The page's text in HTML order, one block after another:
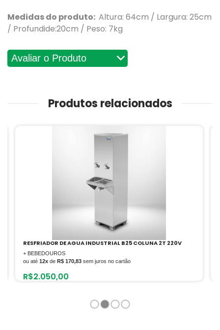
Medidas do produto: Altura: 64cm / Largura: 25cm
/ Profundide:20cm / Peso: 7kg
Avaliações
Produtos relacionados
KIT OPCIONAL MOEDOR CARNE AELI-720
+ AÇOUGUE
ou até10xdeR$ 54,77sem juros no cartão
R$547,66
1 2 3 4